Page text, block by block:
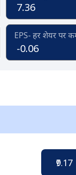
7.36
EPS- हर शेयर पर
-0.06
₹9.17